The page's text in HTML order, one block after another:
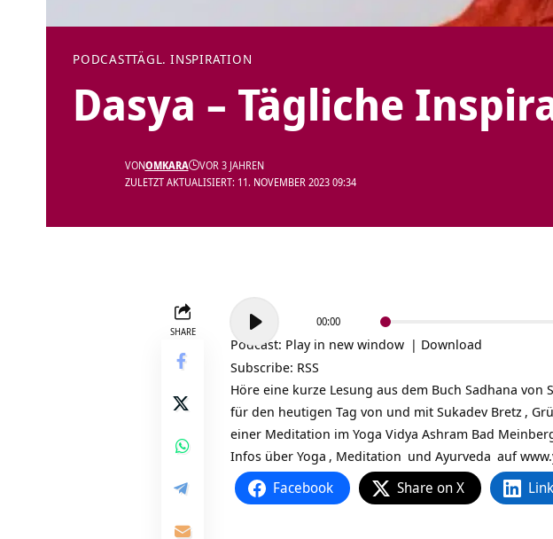
PODCASTTÄGL. INSPIRATION
Dasya – Tägliche
ZULETZT AKTUALISIERT: 11. NOVEMBER 2023 09:34
VONOMKARA VOR 3 JAHREN
SHARE
Player
00:00
Podcast: Play in new window | Download
Subscribe: RSS
Höre eine kurze Lesung aus dem Buch Sadhana
für den heutigen Tag von und mit Sukadev Bretz ,
einer Meditation im Yoga Vidya Ashram Bad
Infos über Yoga , Meditation und Ayurveda auf
Facebook Share on X